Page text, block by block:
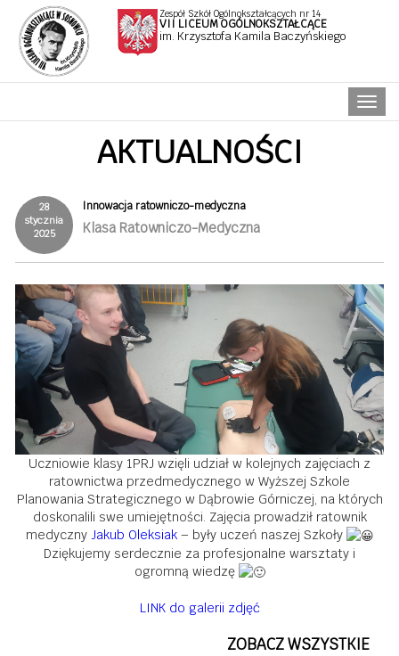
Zespół Szkół Ogólnokształcących nr 14
VII LICEUM OGÓLNOKSZTAŁCĄCE
im. Krzysztofa Kamila Baczyńskiego
AKTUALNOŚCI
28
stycznia
2025
Innowacja ratowniczo-medyczna
Klasa Ratowniczo-Medyczna
Uczniowie klasy 1PRJ wzięli udział w kolejnych zajęciach z
ratownictwa przedmedycznego w Wyższej Szkole
Planowania Strategicznego w Dąbrowie Górniczej, na których
doskonalili swe umiejętności. Zajęcia prowadził ratownik
medyczny Jakub Oleksiak– były uczeń naszej Szkoły
Dziękujemy serdecznie za profesjonalne warsztaty i
ogromną wiedzę
LINK do galerii zdjęć
ZOBACZ WSZYSTKIE